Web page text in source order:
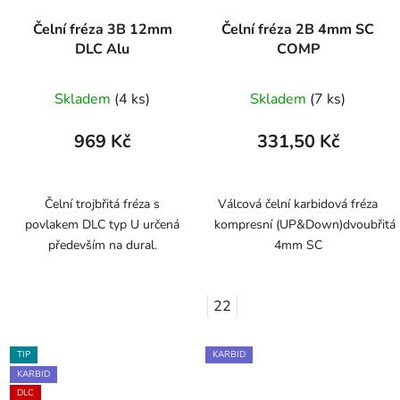
Čelní fréza 3B 12mm
DLC Alu
Skladem (4 ks)
969 Kč
Čelní trojbřitá fréza s
povlakem DLC typ U určená
především na dural.
Čelní fréza 2B 4mm SC
COMP
Skladem (7 ks)
331,50 Kč
Válcová čelní karbidová fréza
kompresní (UP&Down)dvoubřitá
4mm SC
22
TIP
KARBID
DLC
KARBID